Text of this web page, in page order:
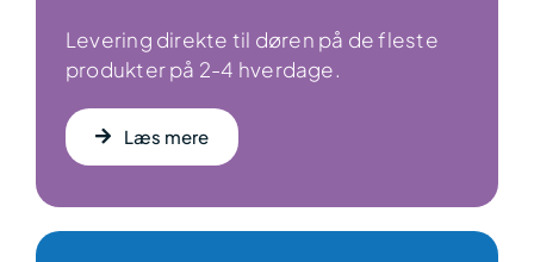
Levering direkte til døren på de fleste
produkter på 2-4 hverdage.
Læs mere